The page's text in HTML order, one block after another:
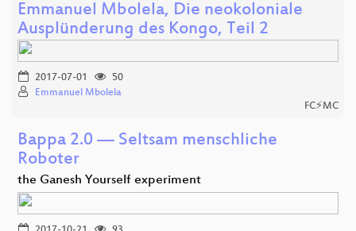
Emmanuel Mbolela, Die neokoloniale
Ausplünderung des Kongo, Teil 2
2017-07-01
50
Emmanuel Mbolela
FC⚡MC
Bappa 2.0 — Seltsam menschliche
Roboter
the Ganesh Yourself experiment